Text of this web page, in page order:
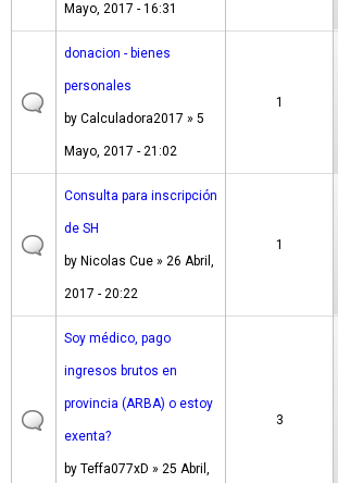
Mayo, 2017 - 16:31
donacion - bienes
personales
by Calculadora2017 » 5
Mayo, 2017 - 21:02
1
Consulta para inscripción
de SH
by Nicolas Cue » 26 Abril,
2017 - 20:22
1
Soy médico, pago
ingresos brutos en
provincia (ARBA) o estoy
exenta?
by Teffa077xD » 25 Abril,
3